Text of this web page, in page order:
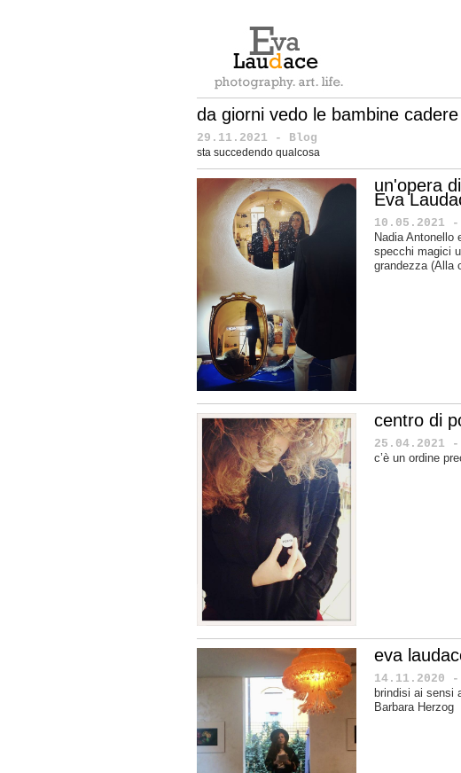
da giorni vedo le bambine
29.11.2021 - Blog
sta succedendo qualcosa
un'opera
Eva
10.05.2021
Nadia Antonello
specchi magici
grandezza (Alla
centro di
25.04.2021 -
c’è un ordine
eva
14.11.2020
brindisi ai sensi
Barbara Herzog